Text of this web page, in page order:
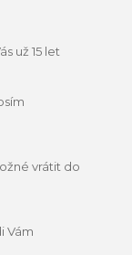
už 15 let
vrátit do
Vám